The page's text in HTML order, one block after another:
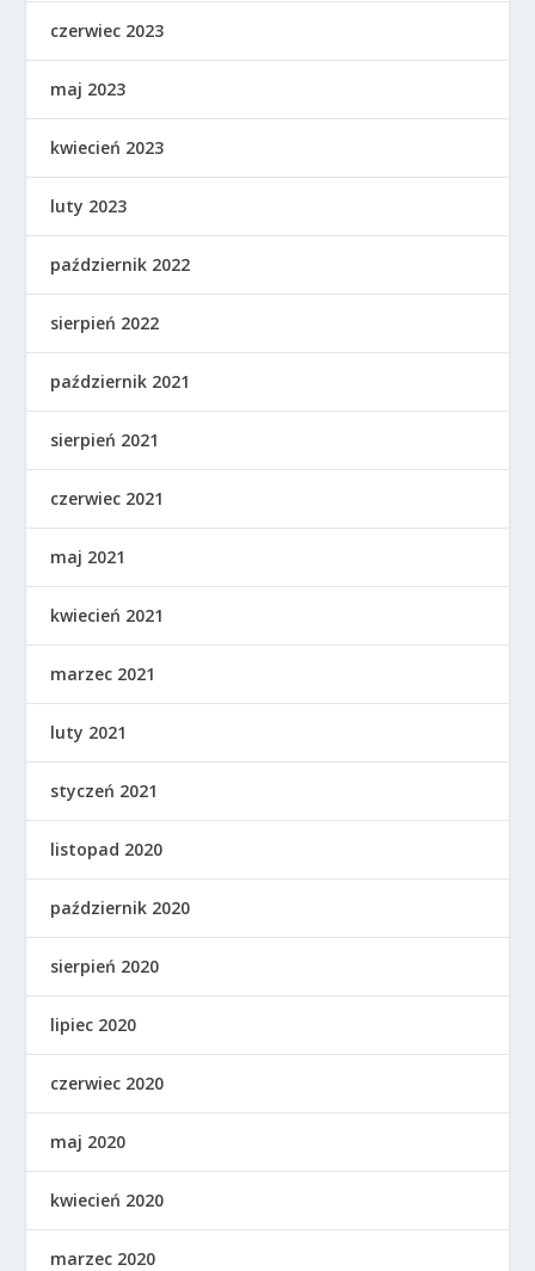
czerwiec 2023
maj 2023
kwiecień 2023
luty 2023
październik 2022
sierpień 2022
październik 2021
sierpień 2021
czerwiec 2021
maj 2021
kwiecień 2021
marzec 2021
luty 2021
styczeń 2021
listopad 2020
październik 2020
sierpień 2020
lipiec 2020
czerwiec 2020
maj 2020
kwiecień 2020
marzec 2020